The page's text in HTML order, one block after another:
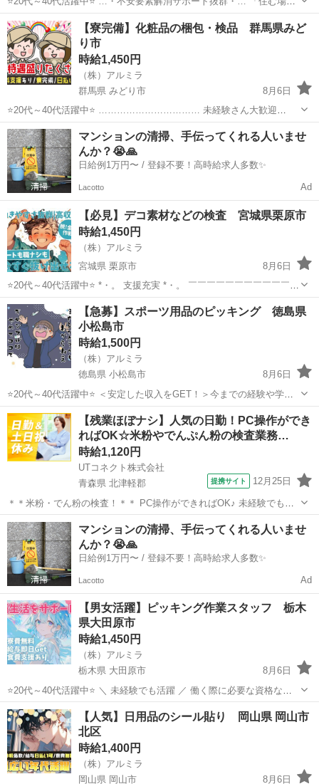
がない…」 「全財産が尽きた…」 そんなお悩みをお持ちの方必見！
宿泊支援いたします！ さらに、働いた分のお金は 即GE...
北海道 苫小牧市 倉庫 ピンチ
【寮完備】化粧品の梱包・検品 群馬県みど
り市
時給1,450円
（株）アルミラ
群馬県 みどり市
8月6日
⭐20代～40代活躍中⭐ …………………………… 未経験さん大歓迎
…………………………… 今までの経験や学歴は一切不問！ どの作業も
研修制度が充実していて マニュアルが完備されているので 未経験で...
群馬 みどり市 スタッフ
マンションの清掃、手伝ってくれる人いませ
んか？😭🙏
日給例1万円〜 / 登録不要！高時給求人多数✨
Lacotto Ad
【必見】デコ素材などの検査 宮城県栗原市
時給1,450円
（株）アルミラ
宮城県 栗原市
8月6日
⭐20代～40代活躍中⭐ *・。 支援充実 *・。 ￣￣￣￣￣￣￣￣￣￣￣￣
お金ない人には生活支援金、 携帯ない人にはレンタル、 住む場所がな
い方には 即日入寮可能案件をご紹介♪ もし、できない場合は ...
宮城 倉庫 ネカフェ
【急募】スポーツ用品のピッキング 徳島県
小松島市
時給1,500円
（株）アルミラ
徳島県 小松島市
8月6日
⭐20代～40代活躍中⭐ ＜安定した収入をGET！＞今までの経験や学歴
は一切不問！働きやすさ抜群の職場で一緒に働いてみませんか？？
☆…・プロのコーディネーターがサポートします♪・…☆ お急ぎの方
は『06-...
徳島 小松島市 倉庫 スタッフ
【残業ほぼナシ】人気の日勤！PC操作ができ
ればOK☆米粉やでんぷん粉の検査業務…
時給1,120円
UTコネクト株式会社
青森県 北津軽郡
提携サイト 12月25日
＊＊米粉・でん粉の検査！＊＊ PC操作ができればOK♪ 未経験でも安
心の丁寧な研修あり！ さまざまな食品の原材料となる、 米・でん粉加
工品を製造している会社でのお仕事です！ ＜具体的には…＞ ◆製品管
理用・検査機器を使...
青森 北津軽郡
マンションの清掃、手伝ってくれる人いませ
んか？😭🙏
日給例1万円〜 / 登録不要！高時給求人多数✨
Lacotto Ad
【男女活躍】ピッキング作業スタッフ 栃木
県大田原市
時給1,450円
（株）アルミラ
栃木県 大田原市
8月6日
⭐20代～40代活躍中⭐ ＼ 未経験でも活躍 ／ 働く際に必要な資格など
もないのですぐにスタートできる環境です！ プロのコーディネーター
がサポートします♪ お急ぎの方は『06-4963-0032』にお電話下さい...
栃木 大田原市 倉庫 スタッフ
【人気】日用品のシール貼り 岡山県 岡山市
北区
時給1,400円
（株）アルミラ
岡山県 岡山市
8月6日